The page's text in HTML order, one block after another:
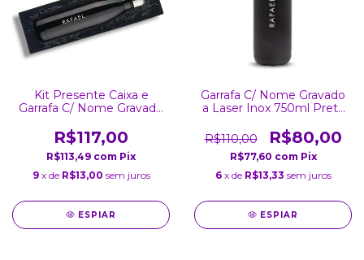
Kit Presente Caixa e
Garrafa C/ Nome Gravado
Brilhante
R$117,00
R$113,49 com Pix
9 x de R$13,00 sem juros
ESPIAR
Garrafa C/ Nome Gravado
a Laser Inox 750ml Preta
R$110,00
R$80,00
R$77,60 com Pix
6 x de R$13,33 sem juros
ESPIAR